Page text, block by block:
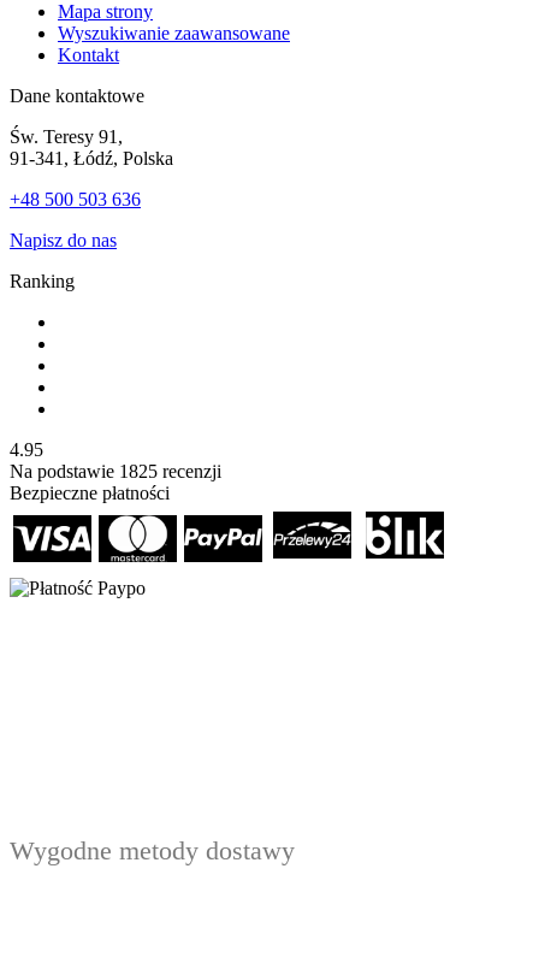
Mapa strony
Wyszukiwanie zaawansowane
Kontakt
Dane kontaktowe
Św. Teresy 91,
91-341, Łódź, Polska
+48 500 503 636
Napisz do nas
Ranking
4.95
Na podstawie 1825 recenzji
Bezpieczne płatności
Wygodne metody dostawy